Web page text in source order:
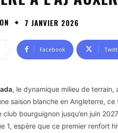
7 JANVIER 2026
Facebook
, le dynamique milieu de terrain,
saison blanche en Angleterre,
club bourguignon jusqu’en juin
1, espère que ce premier renfort